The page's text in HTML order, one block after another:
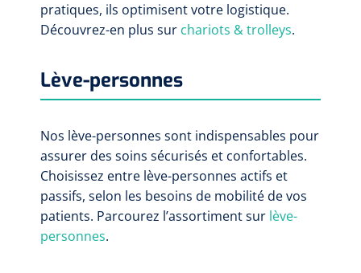
pratiques, ils optimisent votre logistique.
Découvrez-en plus sur chariots & trolleys.
Lève-personnes
Nos lève-personnes sont indispensables pour
assurer des soins sécurisés et confortables.
Choisissez entre lève-personnes actifs et
passifs, selon les besoins de mobilité de vos
patients. Parcourez l’assortiment sur lève-
personnes.